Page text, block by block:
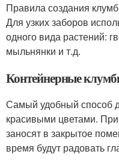
Правила создания
Для узких заборов
одного вида растений:
мыльнянки и т.д.
Контейнерные
Самый удобный способ
красивыми цветами.
заносят в закрытое
время будут радовать